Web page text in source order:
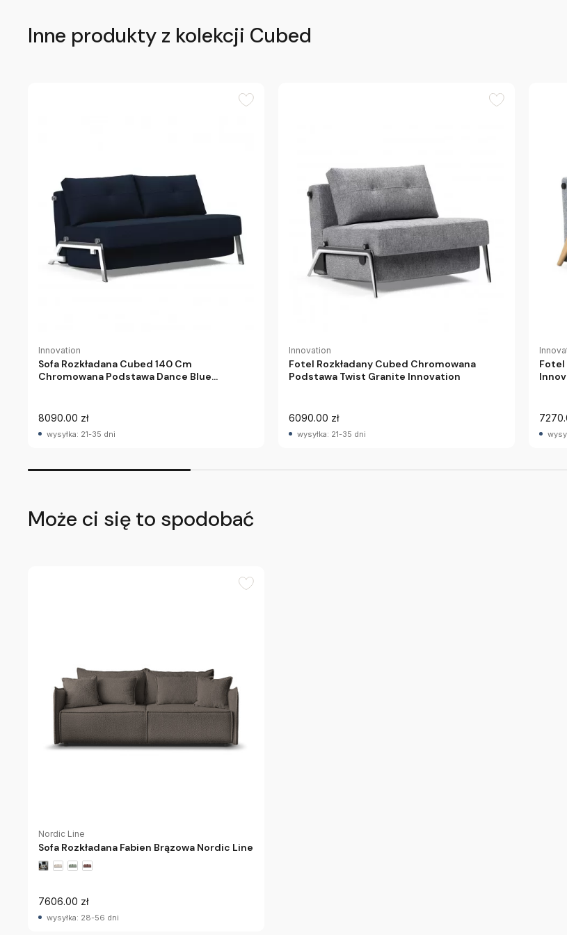
Inne produkty z kolekcji Cubed
Innovation
Sofa Rozkładana Cubed 140 Cm
Chromowana Podstawa Dance Blue
8090.00 zł
wysyłka: 21-35 dni
Innovation
Fotel Rozkładany Cubed Chromowana
Podstawa Twist Granite Innovation
6090.00 zł
wysyłka: 21-35 dni
Fotel
Może ci się to spodobać
Nordic Line
Sofa Rozkładana Fabien Brązowa Nordic Line
7606.00 zł
wysyłka: 28-56 dni